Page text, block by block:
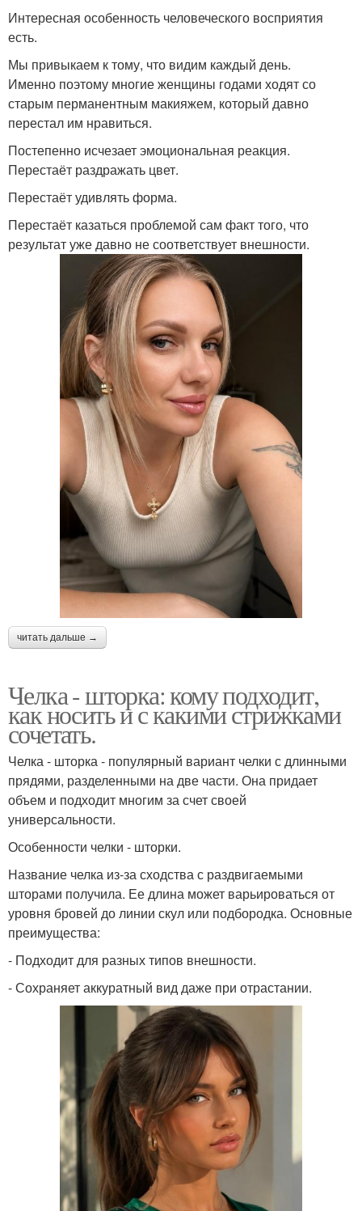
Интересная особенность человеческого восприятия
есть.
Мы привыкаем к тому, что видим каждый день.
Именно поэтому многие женщины годами ходят со
старым перманентным макияжем, который давно
перестал им нравиться.
Постепенно исчезает эмоциональная реакция.
Перестаёт раздражать цвет.
Перестаёт удивлять форма.
Перестаёт казаться проблемой сам факт того, что
результат уже давно не соответствует внешности.
читать дальше →
Челка - шторка: кому подходит,
как носить и с какими стрижками
сочетать.
Челка - шторка - популярный вариант челки с длинными
прядями, разделенными на две части. Она придает
объем и подходит многим за счет своей
универсальности.
Особенности челки - шторки.
Название челка из-за сходства с раздвигаемыми
шторами получила. Ее длина может варьироваться от
уровня бровей до линии скул или подбородка. Основные
преимущества:
- Подходит для разных типов внешности.
- Сохраняет аккуратный вид даже при отрастании.